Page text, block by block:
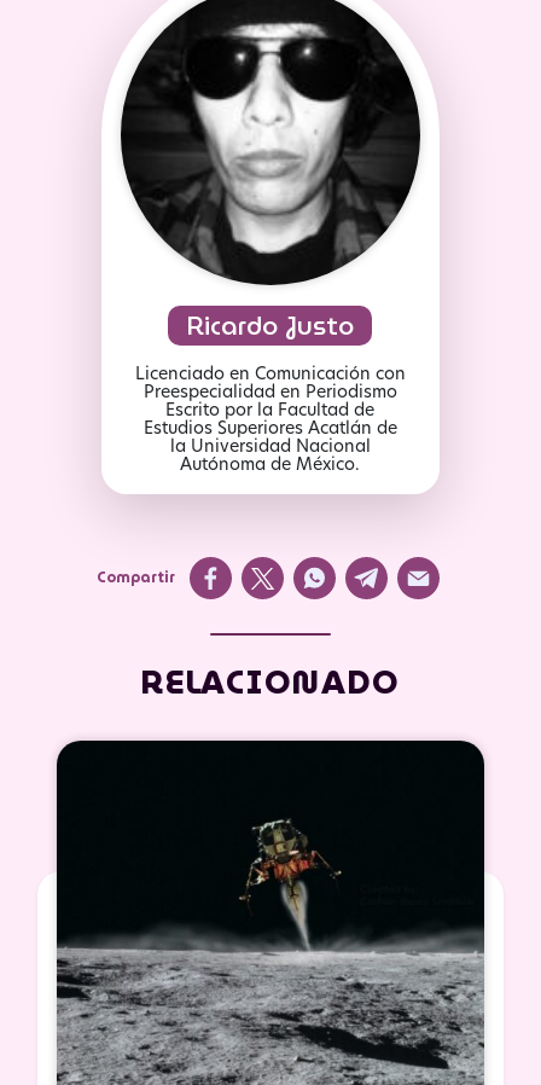
Compartir
RELACIONADO
Ricardo Justo
Licenciado en Comunicación con
Preespecialidad en Periodismo
Escrito por la Facultad de
Estudios Superiores Acatlán de
la Universidad Nacional
Autónoma de México.